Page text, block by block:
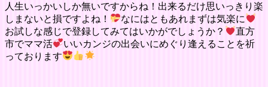
人生いっかいしか無いですからね！出来るだけ思いっきり楽
しまないと損ですよね！
なにはともあれまずは気楽に
お試しな感じで登録してみてはいかがでしょうか？
直方
市でママ活
いいカンジの出会いにめぐり逢えることを祈
っております